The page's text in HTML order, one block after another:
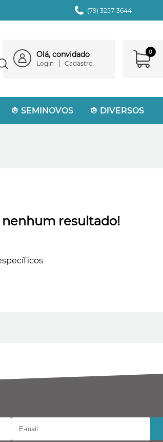
(79) 3257-3644
Olá, convidado
Login Cadastro
0
🔘 SEMINOVOS 🔘 DIVERSOS
nenhum resultado!